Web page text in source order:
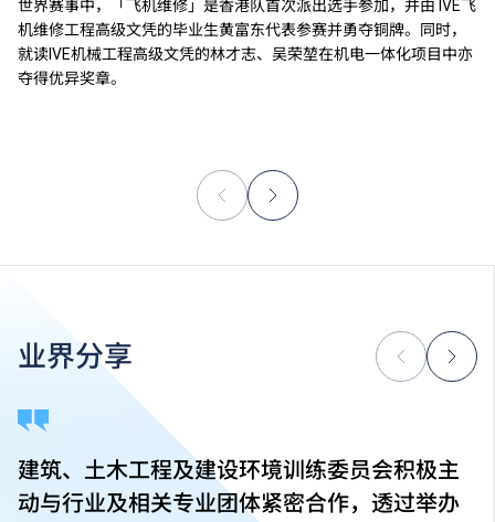
世界赛事中，「飞机维修」是香港队首次派出选手参加，并由 IVE飞
机维修工程高级文凭的毕业生黄富东代表参赛并勇夺铜牌。同时，
就读IVE机械工程高级文凭的林才志、吴荣堃在机电一体化项目中亦
夺得优异奖章。
业界分享
建筑、土木工程及建设环境训练委员会积极主
动与行业及相关专业团体紧密合作，透过举办